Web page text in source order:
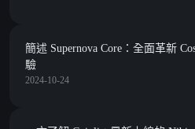
簡述 Supernova Core：全面革新
驗
2024-10-24